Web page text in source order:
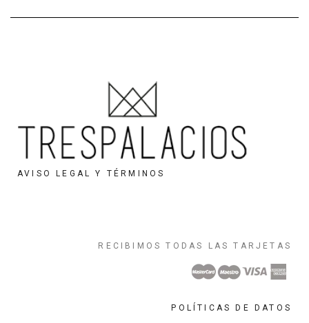
AVISO LEGAL Y TÉRMINOS
RECIBIMOS TODAS LAS TARJETAS
POLÍTICAS DE DATOS